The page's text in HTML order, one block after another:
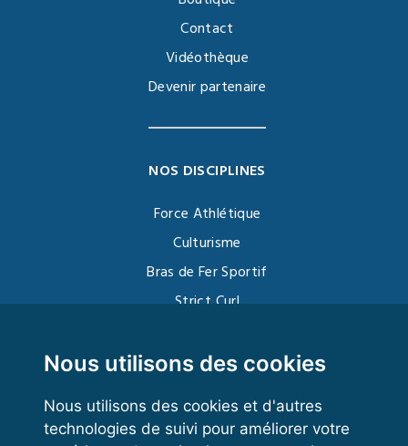
Nous utilisons des cookies
Nous utilisons des cookies et d'autres
technologies de suivi pour améliorer votre
Contact
Vidéothèque
Devenir partenaire
NOS DISCIPLINES
Force Athlétique
Culturisme
Bras de Fer Sportif
Strict Curl
Kettlebell